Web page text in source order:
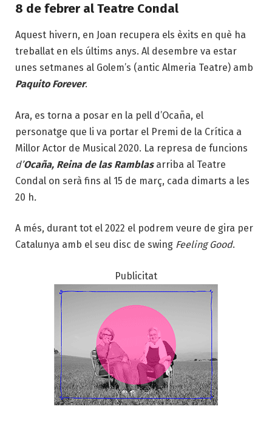
8 de febrer al Teatre Condal
Aquest hivern, en Joan recupera els èxits en què ha
treballat en els últims anys. Al desembre va estar
unes setmanes al Golem’s (antic Almeria Teatre) amb
Paquito Forever.
Ara, es torna a posar en la pell d’Ocaña, el
personatge que li va portar el Premi de la Crítica a
Millor Actor de Musical 2020. La represa de funcions
d’Ocaña, Reina de las Ramblas arriba al Teatre
Condal on serà fins al 15 de març, cada dimarts a les
20 h.
A més, durant tot el 2022 el podrem veure de gira per
Catalunya amb el seu disc de swing Feeling Good.
Publicitat